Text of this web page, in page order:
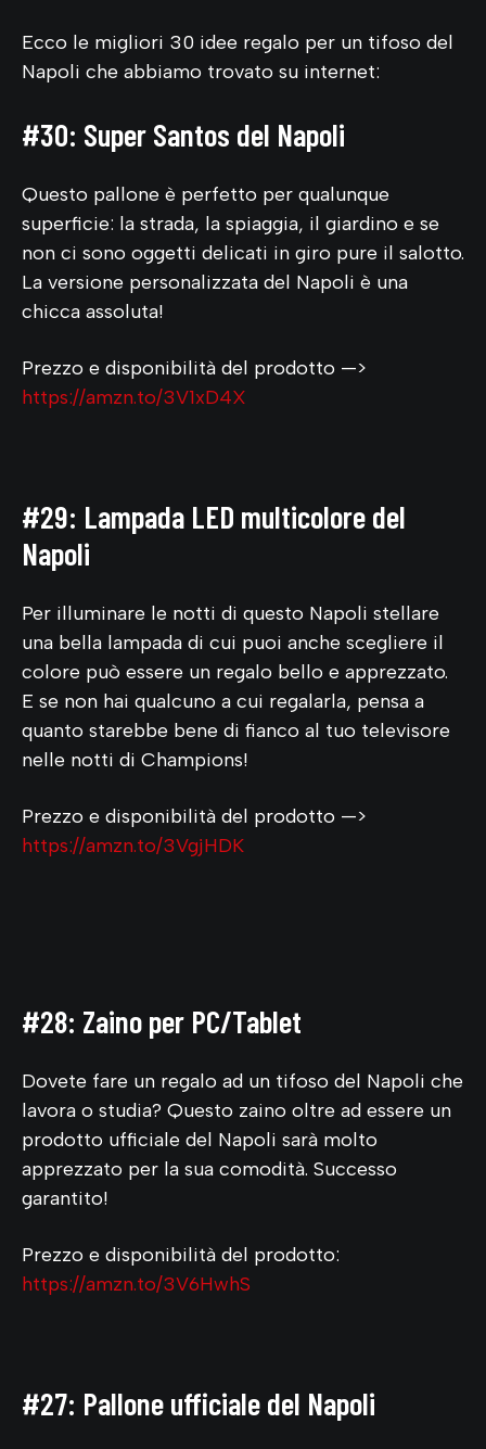
Ecco le migliori 30 idee regalo per un tifoso del
Napoli che abbiamo trovato su internet:
#30: Super Santos del Napoli
Questo pallone è perfetto per qualunque
superficie: la strada, la spiaggia, il giardino e se
non ci sono oggetti delicati in giro pure il salotto.
La versione personalizzata del Napoli è una
chicca assoluta!
Prezzo e disponibilità del prodotto —>
https://amzn.to/3V1xD4X
#29: Lampada LED multicolore del
Napoli
Per illuminare le notti di questo Napoli stellare
una bella lampada di cui puoi anche scegliere il
colore può essere un regalo bello e apprezzato.
E se non hai qualcuno a cui regalarla, pensa a
quanto starebbe bene di fianco al tuo televisore
nelle notti di Champions!
Prezzo e disponibilità del prodotto —>
https://amzn.to/3VgjHDK
#28: Zaino per PC/Tablet
Dovete fare un regalo ad un tifoso del Napoli che
lavora o studia? Questo zaino oltre ad essere un
prodotto ufficiale del Napoli sarà molto
apprezzato per la sua comodità. Successo
garantito!
Prezzo e disponibilità del prodotto:
https://amzn.to/3V6HwhS
#27: Pallone ufficiale del Napoli